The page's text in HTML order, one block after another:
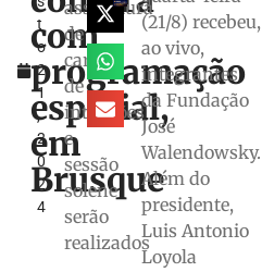
t
o
2
1
,
2
0
2
4
com
programação
especial,
em
Brusque
assinatura
de
carta
de
intenções
e
sessão
solene
serão
realizados
(21/8) recebeu,
ao vivo,
integrantes
da Fundação
José
Walendowsky.
Além do
presidente,
Luis Antonio
Loyola